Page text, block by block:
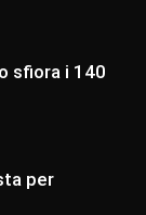
sfiora i 140
per